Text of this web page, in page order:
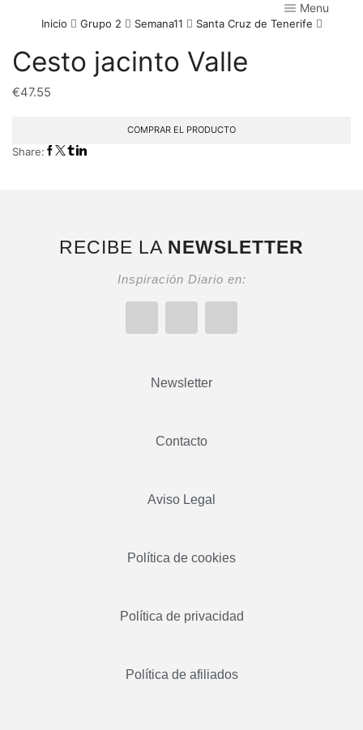
Menu
Inicio Grupo 2 Semana11 Santa Cruz de Tenerife
Cesto jacinto Valle
€47.55
COMPRAR EL PRODUCTO
Share:
RECIBE LA NEWSLETTER
Inspiración Diario en:
Newsletter
Contacto
Aviso Legal
Política de cookies
Política de privacidad
Política de afiliados